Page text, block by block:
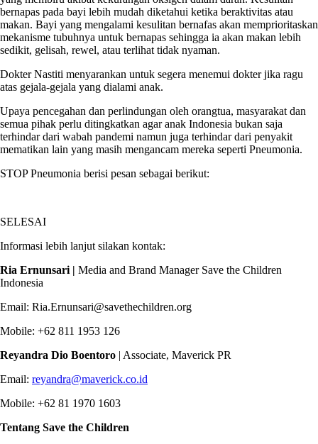
bernapas pada bayi lebih mudah diketahui ketika beraktivitas atau
makan. Bayi yang mengalami kesulitan bernafas akan memprioritaskan
mekanisme tubuhnya untuk bernapas sehingga ia akan makan lebih
sedikit, gelisah, rewel, atau terlihat tidak nyaman.
Dokter Nastiti menyarankan untuk segera menemui dokter jika ragu
atas gejala-gejala yang dialami anak.
Upaya pencegahan dan perlindungan oleh orangtua, masyarakat dan
semua pihak perlu ditingkatkan agar anak Indonesia bukan saja
terhindar dari wabah pandemi namun juga terhindar dari penyakit
mematikan lain yang masih mengancam mereka seperti Pneumonia.
STOP Pneumonia berisi pesan sebagai berikut:
SELESAI
Informasi lebih lanjut silakan kontak:
Ria Ernunsari | Media and Brand Manager Save the Children
Indonesia
Email: Ria.Ernunsari@savethechildren.org
Mobile: +62 811 1953 126
Reyandra Dio Boentoro | Associate, Maverick PR
Email: reyandra@maverick.co.id
Mobile: +62 81 1970 1603
Tentang Save the Children